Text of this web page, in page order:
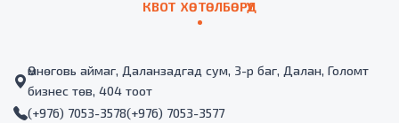
КВОТ ХӨТӨЛБӨРҮҮД
Өмнөговь аймаг, Даланзадгад сум, 3-р баг, Далан, Голомт
бизнес төв, 404 тоот
(+976) 7053-3578(+976) 7053-3577